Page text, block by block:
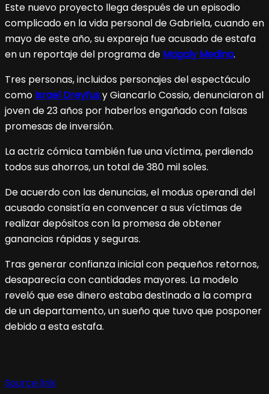
Este nuevo proyecto llega después de un episodio
complicado en la vida personal de Gabriela, cuando en
mayo de este año, su expareja fue acusado de estafa
en un reportaje del programa de Magaly Medina.
Tres personas, incluidos personajes del espectáculo
como Israel Dreyfusy Giancarlo Cossio, denunciaron al
joven de 23 años por haberlos engañado con falsas
promesas de inversión.
La actriz cómica también fue una víctima, perdiendo
todos sus ahorros, un total de 380 mil soles.
De acuerdo con las denuncias, el modus operandi del
acusado consistía en convencer a sus víctimas de
realizar depósitos con la promesa de obtener
ganancias rápidas y seguras.
Tras generar confianza inicial con pequeños retornos,
desaparecía con cantidades mayores. La modelo
reveló que ese dinero estaba destinado a la compra
de un departamento, un sueño que tuvo que posponer
debido a esta estafa.
Source link